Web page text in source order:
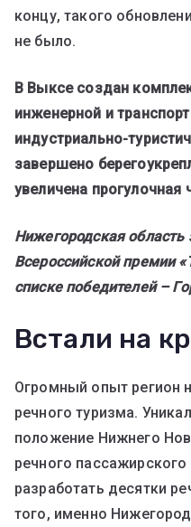
концу, такого
не было.
В Выксе создан
инженерной и
индустриально-
завершено
увеличена прогулочная
Нижегородская
Всероссийской премии
списке победителей –
Встали на
Огромный опыт регион
речного туризма.
положение Нижнего
речного
разработать десятки
того, именно